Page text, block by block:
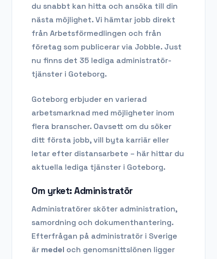
du snabbt kan hitta och ansöka till din
nästa möjlighet. Vi hämtar jobb direkt
från Arbetsförmedlingen och från
företag som publicerar via Jobble. Just
nu finns det 35 lediga administratör-
tjänster i Goteborg.
Goteborg erbjuder en varierad
arbetsmarknad med möjligheter inom
flera branscher. Oavsett om du söker
ditt första jobb, vill byta karriär eller
letar efter distansarbete – här hittar du
aktuella lediga tjänster i Goteborg.
Om yrket:Administratör
Administratörer sköter administration,
samordning och dokumenthantering.
Efterfrågan på administratör i Sverige
är medel och genomsnittslönen ligger